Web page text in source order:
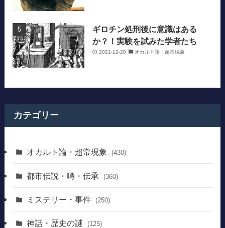
ギロチン処刑後に意識はある
か？！実験を試みた学者たち
2021-12-20 オカルト論・超常現象
カテゴリー
オカルト論・超常現象 (430)
都市伝説・噂・伝承 (360)
ミステリー・事件 (250)
神話・歴史の謎 (125)